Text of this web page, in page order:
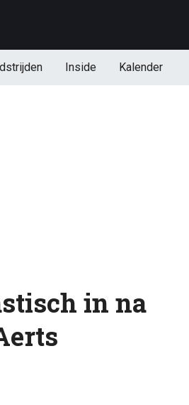
Inside Kalender
in na